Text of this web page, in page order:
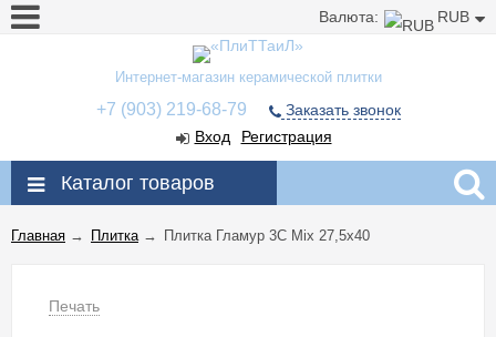
Валюта: RUB
Интернет-магазин керамической плитки
+7 (903) 219-68-79
Заказать звонок
Вход
Регистрация
Каталог товаров
Главная → Плитка→ Плитка Гламур 3С Mix 27,5x40
Печать